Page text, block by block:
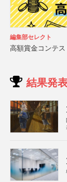
編集部セレクト
高額賞金コンテス
結果発